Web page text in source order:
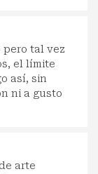
pero tal vez
el límite
así, sin
ni a gusto
arte